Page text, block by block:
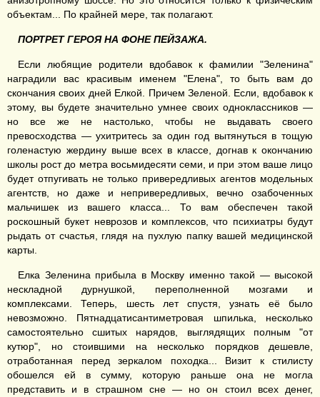
объектам... По крайней мере, так полагают.
ПОРТРЕТ ГЕРОЯ НА ФОНЕ ПЕЙЗАЖА.
Если любящие родители вдобавок к фамилии "Зеленина"
наградили вас красивым именем "Елена", то быть вам до
скончания своих дней Елкой. Причем Зеленой. Если, вдобавок к
этому, вы будете значительно умнее своих одноклассников —
но все же не настолько, чтобы не выдавать своего
превосходства — ухитритесь за один год вытянуться в тощую
голенастую жердину выше всех в классе, догнав к окончанию
школы рост до метра восьмидесяти семи, и при этом ваше лицо
будет отпугивать не только привередливых агентов модельных
агентств, но даже и непривередливых, вечно озабоченных
мальчишек из вашего класса... То вам обеспечен такой
роскошный букет неврозов и комплексов, что психиатры будут
рыдать от счастья, глядя на пухлую папку вашей медицинской
карты.
Елка Зеленина прибыла в Москву именно такой — высокой
нескладной дурнушкой, переполненной мозгами и
комплексами. Теперь, шесть лет спустя, узнать её было
невозможно. Пятнадцатисантиметровая шпилька, несколько
самостоятельно сшитых нарядов, выглядящих полным "от
кутюр", но стоившими на несколько порядков дешевле,
отработанная перед зеркалом походка... Визит к стилисту
обошелся ей в сумму, которую раньше она не могла
представить и в страшном сне — но он стоил всех денег,